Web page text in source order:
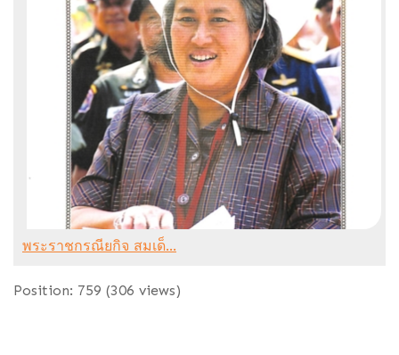
พระราชกรณียกิจ สมเด็...
Position: 759 (306 views)